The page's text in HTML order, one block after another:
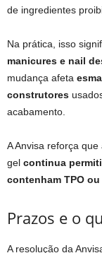
de ingredientes
Na prática, isso
manicures e nail
mudança afeta
construtores
acabamento.
A Anvisa reforça
gel continua
contenham TPO ou
Prazos e o
A resolução da